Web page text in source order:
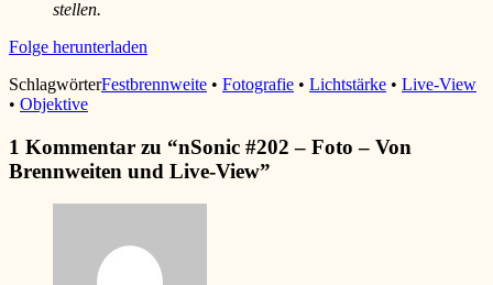
stellen.
Folge herunterladen
SchlagwörterFestbrennweite • Fotografie • Lichtstärke • Live-View
• Objektive
1 Kommentar zu “nSonic #202 – Foto – Von
Brennweiten und Live-View”